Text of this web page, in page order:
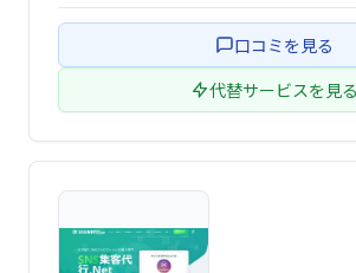
で簡単に注文でき、自然なフォロワー
口コミを見る
代替サービスを見る